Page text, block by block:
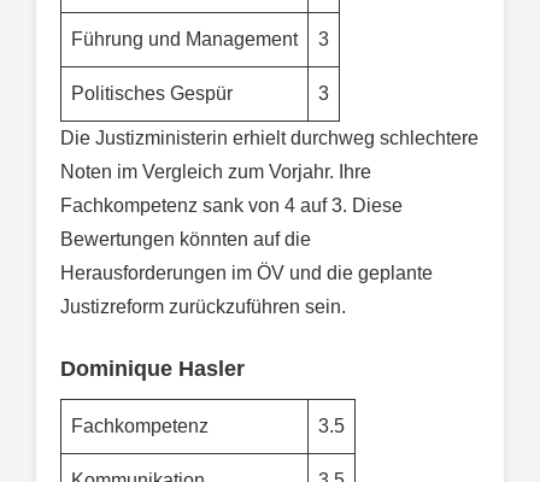
Führung und Management 3
Politisches Gespür 3
Die Justizministerin erhielt durchweg schlechtere
Noten im Vergleich zum Vorjahr. Ihre
Fachkompetenz sank von 4 auf 3. Diese
Bewertungen könnten auf die
Herausforderungen im ÖV und die geplante
Justizreform zurückzuführen sein.
Dominique Hasler
Fachkompetenz 3.5